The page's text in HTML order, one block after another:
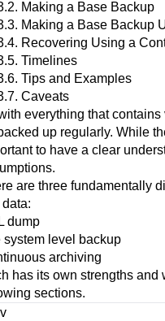
Making a Base Backup
Making a Base Backup
Recovering Using a
Timelines
Tips and Examples
Caveats
everything that contains
up regularly. While
to have a clear
are three fundamentally
dump
system level backup
archiving
has its own strengths
sections.